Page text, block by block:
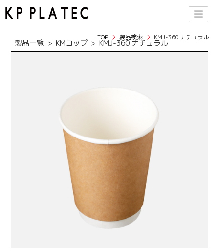
TOP 製品検索 KMJ-360 ナチュラル
製品一覧 KMコップ KMJ-360 ナチュラル